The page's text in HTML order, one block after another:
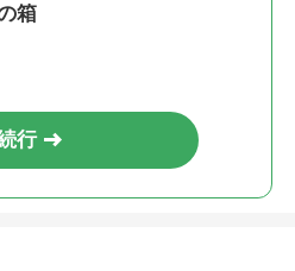
箱
行